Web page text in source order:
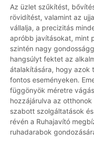
Az üzlet szűkítést,
rövidítést, valamint az
vállalja, a precizitás
apróbb javításokat, mint
szintén nagy
hangsúlyt fektet az
átalakítására, hogy azok
fontos eseményeken.
függönyök méretre
hozzájárulva az
szabott szolgáltatások
révén a Ruhajavító
ruhadarabok